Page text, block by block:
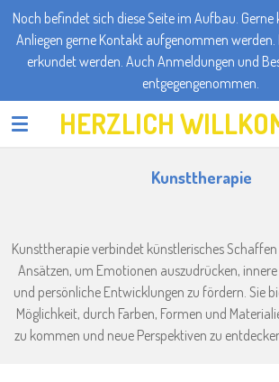
Zum
Hauptinhalt
springen
HERZLICH
Noch befindet sich diese Seite im Aufbau. Gerne
Anliegen gerne Kontakt aufgenommen werden.
erkundet werden. Auch Anmeldungen und
entgegengenommen.
Kunsttherapie
Kunsttherapie verbindet künstlerisches
Ansätzen, um Emotionen auszudrücken,
und persönliche Entwicklungen zu fördern. Sie
Möglichkeit, durch Farben, Formen und
zu kommen und neue Perspektiven zu